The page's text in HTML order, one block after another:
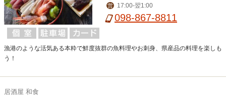
営 17:00-翌1:00
098-867-8811
漁港のような活気ある本粋で鮮度抜群の魚料理やお刺身、県産品の料理を楽しも
う！
居酒屋 和食